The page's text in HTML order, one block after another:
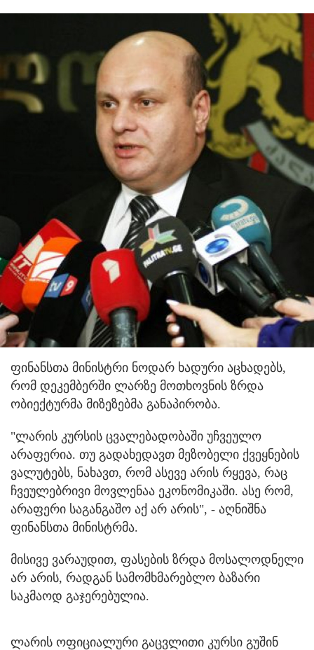
ფინანსთა მინისტრი ნოდარ ხადური აცხადებს,
რომ დეკემბერში ლარზე მოთხოვნის ზრდა
ობიექტურმა მიზეზებმა განაპირობა.
"ლარის კურსის ცვალებადობაში უჩვეულო
არაფერია. თუ გადახედავთ მეზობელი ქვეყნების
ვალუტებს, ნახავთ, რომ ასევე არის რყევა, რაც
ჩვეულებრივი მოვლენაა ეკონომიკაში. ასე რომ,
არაფერი საგანგაშო აქ არ არის", - აღნიშნა
ფინანსთა მინისტრმა.
მისივე ვარაუდით, ფასების ზრდა მოსალოდნელი
არ არის, რადგან სამომხმარებლო ბაზარი
საკმაოდ გაჯერებულია.
ლარის ოფიციალური გაცვლითი კურსი გუშინ